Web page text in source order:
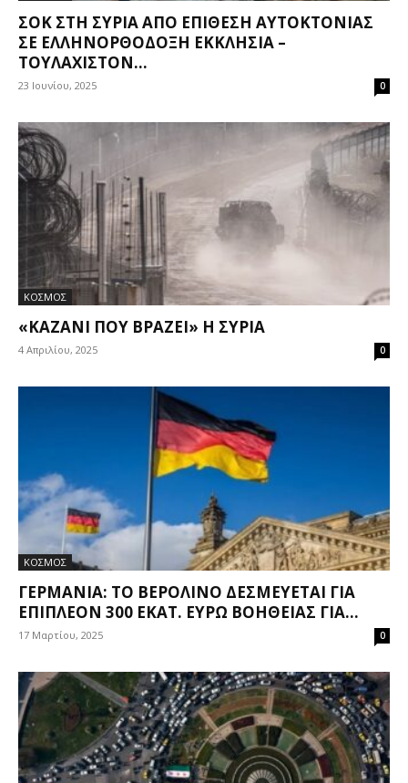
ΣΟΚ ΣΤΗ ΣΥΡΊΑ ΑΠΌ ΕΠΊΘΕΣΗ ΑΥΤΟΚΤΟΝΊΑΣ
ΣΕ ΕΛΛΗΝΟΡΘΌΔΟΞΗ ΕΚΚΛΗΣΊΑ –
ΤΟΥΛΆΧΙΣΤΟΝ...
23 Ιουνίου, 2025 0
ΚΟΣΜΟΣ
«ΚΑΖΆΝΙ ΠΟΥ ΒΡΆΖΕΙ» Η ΣΥΡΊΑ
4 Απριλίου, 2025 0
ΚΟΣΜΟΣ
ΓΕΡΜΑΝΊΑ: ΤΟ ΒΕΡΟΛΊΝΟ ΔΕΣΜΕΎΕΤΑΙ ΓΙΑ
ΕΠΙΠΛΈΟΝ 300 ΕΚΑΤ. ΕΥΡΏ ΒΟΉΘΕΙΑΣ ΓΙΑ...
17 Μαρτίου, 2025 0